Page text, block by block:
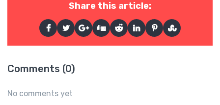
Share this article:
Comments (0)
No comments yet